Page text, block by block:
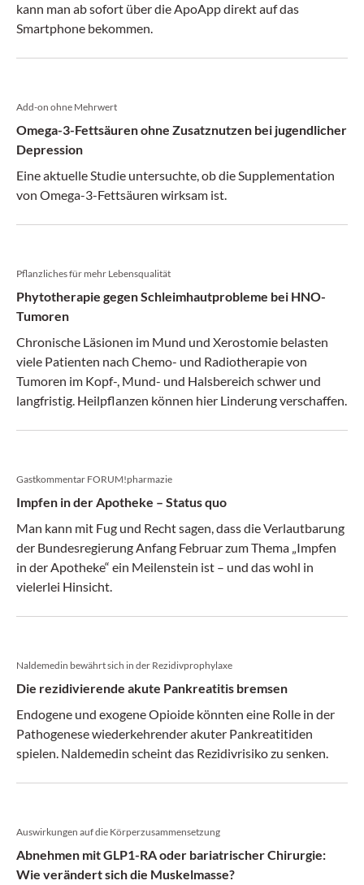
kann man ab sofort über die ApoApp direkt auf das
Smartphone bekommen.
Add-on ohne Mehrwert
Omega-3-Fettsäuren ohne Zusatznutzen bei jugendlicher
Depression
Eine aktuelle Studie untersuchte, ob die Supplementation
von Omega-3-Fettsäuren wirksam ist.
Pflanzliches für mehr Lebensqualität
Phytotherapie gegen Schleimhautprobleme bei HNO-
Tumoren
Chronische Läsionen im Mund und Xerostomie belasten
viele Patienten nach Chemo- und Radiotherapie von
Tumoren im Kopf-, Mund- und Halsbereich schwer und
langfristig. Heilpflanzen können hier Linderung verschaffen.
Gastkommentar FORUM!pharmazie
Impfen in der Apotheke – Status quo
Man kann mit Fug und Recht sagen, dass die Verlautbarung
der Bundesregierung Anfang Februar zum Thema „Impfen
in der Apotheke“ ein Meilenstein ist – und das wohl in
vielerlei Hinsicht.
Naldemedin bewährt sich in der Rezidivprophylaxe
Die rezidivierende akute Pankreatitis bremsen
Endogene und exogene Opioide könnten eine Rolle in der
Pathogenese wiederkehrender akuter Pankreatitiden
spielen. Naldemedin scheint das Rezidivrisiko zu senken.
Auswirkungen auf die Körperzusammensetzung
Abnehmen mit GLP1-RA oder bariatrischer Chirurgie:
Wie verändert sich die Muskelmasse?